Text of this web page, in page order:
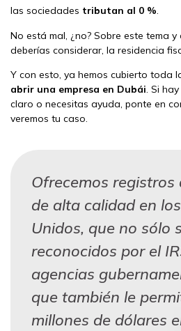
las sociedades tributan al 0 %.
No está mal, ¿no? Sobre este tema
deberías considerar, la residencia
Y con esto, ya hemos cubierto toda
abrir una empresa en Dubái. Si
claro o necesitas ayuda, ponte en
veremos tu caso.
Ofrecemos registros
de alta calidad en
Unidos, que no sólo
reconocidos por el
agencias
que también le
millones de dólares